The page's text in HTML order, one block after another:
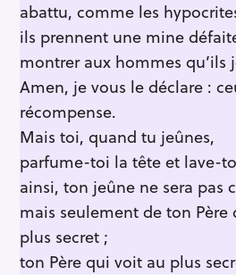
abattu, comme les
ils prennent une mine
montrer aux hommes qu’ils
Amen, je vous le déclare :
récompense.
Mais toi, quand tu jeûnes,
parfume-toi la tête et lave-
ainsi, ton jeûne ne sera pas
mais seulement de ton Père
plus secret ;
ton Père qui voit au plus